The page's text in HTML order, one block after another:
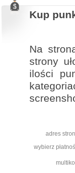
Kup
Na
strony
ilości
adres
wybierz